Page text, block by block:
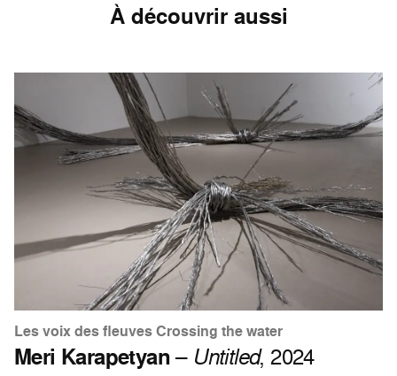
À découvrir aussi
Les voix des fleuves Crossing the water
Meri Karapetyan– Untitled, 2024